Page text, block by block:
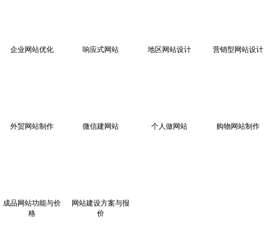
企业网站优化 响应式网站 地区网站设计 营销型网站设计
外贸网站制作 微信建网站 个人做网站 购物网站制作
成品网站功能与价
格
网站建设方案与报
价